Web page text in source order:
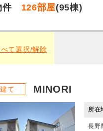
件 126部屋(95棟)
て選択/解除
て MINORI
所在
長野